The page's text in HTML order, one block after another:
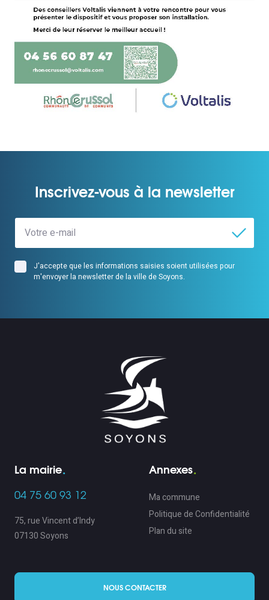
Inscrivez-vous à la newsletter
J'accepte que les informations saisies soient utilisées pour
m'envoyer la newsletter de la ville de Soyons.
La mairie
04 75 60 93 12
75, rue Vincent d’Indy
07130 Soyons
Annexes
Ma commune
Politique de Confidentialité
Plan du site
NOUS CONTACTER